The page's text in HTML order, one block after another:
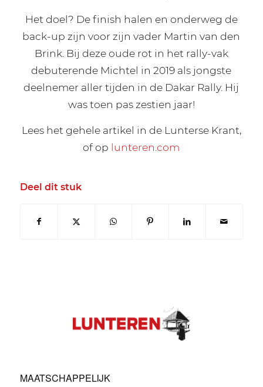
Het doel? De finish halen en onderweg de
back-up zijn voor zijn vader Martin van den
Brink. Bij deze oude rot in het rally-vak
debuterende Michtel in 2019 als jongste
deelnemer aller tijden in de Dakar Rally. Hij
was toen pas zestien jaar!
Lees het gehele artikel in de Lunterse Krant,
of op lunteren.com
Deel dit stuk
MAATSCHAPPELIJK